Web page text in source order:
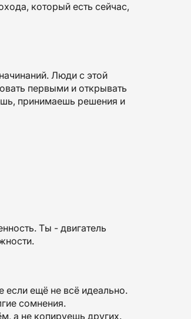
который есть сейчас,
Люди с этой
первыми и открывать
принимаешь решения и
Ты - двигатель
если ещё не всё идеально.
сомнения.
а не копируешь других.